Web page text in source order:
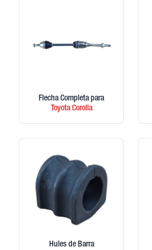
Flecha Completa para
ToyotaCorolla
Hules de Barra